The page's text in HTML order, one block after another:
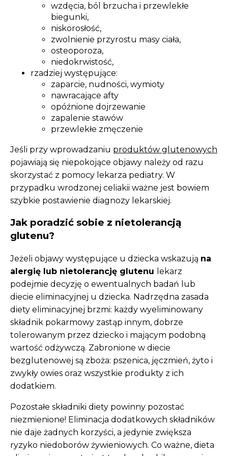
wzdęcia, ból brzucha i przewlekłe
biegunki,
niskorosłość,
zwolnienie przyrostu masy ciała,
osteoporoza,
niedokrwistość,
rzadziej występujące:
zaparcie, nudności, wymioty
nawracające afty
opóźnione dojrzewanie
zapalenie stawów
przewlekłe zmęczenie
Jeśli przy wprowadzaniu produktów glutenowych
pojawiają się niepokojące objawy należy od razu
skorzystać z pomocy lekarza pediatry. W
przypadku wrodzonej celiakii ważne jest bowiem
szybkie postawienie diagnozy lekarskiej.
Jak poradzić sobie z nietolerancją
glutenu?
Jeżeli objawy występujące u dziecka wskazują na
alergię lub nietolerancję glutenu lekarz
podejmie decyzję o ewentualnych badań lub
diecie eliminacyjnej u dziecka. Nadrzędna zasada
diety eliminacyjnej brzmi: każdy wyeliminowany
składnik pokarmowy zastąp innym, dobrze
tolerowanym przez dziecko i mającym podobną
wartość odżywczą. Zabronione w diecie
bezglutenowej są zboża: pszenica, jęczmień, żyto i
zwykły owies oraz wszystkie produkty z ich
dodatkiem.
Pozostałe składniki diety powinny pozostać
niezmienione! Eliminacja dodatkowych składników
nie daje żadnych korzyści, a jedynie zwiększa
ryzyko niedoborów żywieniowych. Co ważne, dieta